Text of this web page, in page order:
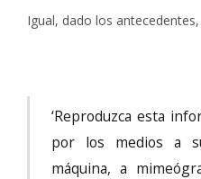
Igual, dado los
‘Reproduzca esta
por los medios a
máquina, a